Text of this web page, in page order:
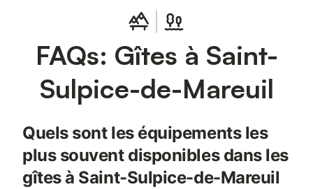
FAQs: Gîtes à Saint-
Sulpice-de-Mareuil
Quels sont les équipements les
plus souvent disponibles dans les
gîtes à Saint-Sulpice-de-Mareuil